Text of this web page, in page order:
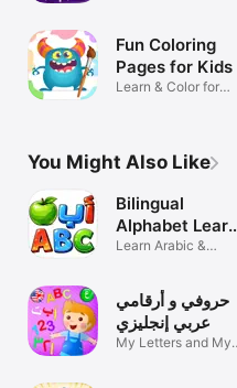
Fun Coloring
Pages for Kids
Learn & Color for
You Might Also Like
Bilingual
Alphabet Learn
Game
Learn Arabic &
حروفي و أرقامي
عربي إنجليزي
My Letters and My